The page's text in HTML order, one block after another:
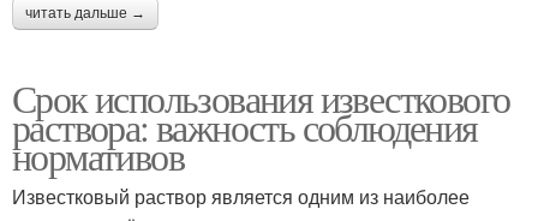
читать дальше →
Срок использования известкового
раствора: важность соблюдения
нормативов
Известковый раствор является одним из наиболее